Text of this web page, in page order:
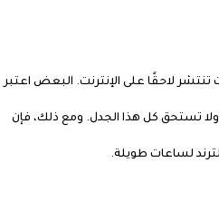
لاحقًا على الإنترنت. البعض اعتبر
ولا تستحق كل هذا الجدل. ومع ذلك، فإن
لساعات طويلة.